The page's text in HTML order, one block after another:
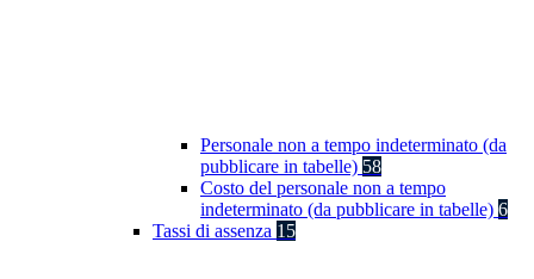
Personale non a tempo indeterminato (da
pubblicare in tabelle) 58
Costo del personale non a tempo
indeterminato (da pubblicare in tabelle) 6
Tassi di assenza 15